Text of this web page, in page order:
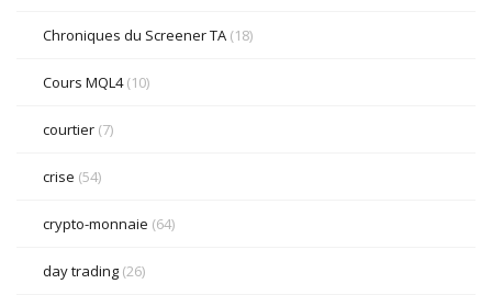
Chroniques du Screener TA (18)
Cours MQL4(10)
courtier (7)
crise (54)
crypto-monnaie (64)
day trading (26)